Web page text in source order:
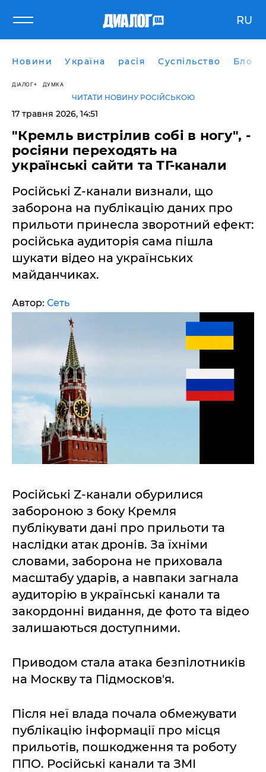
RU
Новини Україна расія Суспільство Блоги
ДІАЛОГ ДУМКА
ЧИТАТИ НОВИНУ РОСІЙСЬКОЮ
17 травня 2026, 14:51
​"Кремль вистрілив собі в ногу", -
росіяни переходять на
українські сайти та ТГ-канали
Російські Z-канали визнали, що
заборона на публікацію даних про
прильоти принесла зворотний ефект:
російська аудиторія сама пішла
шукати відео на українських
майданчиках.
Автор: Сеть
Російські Z-канали обурилися
забороною з боку Кремля
публікувати дані про прильоти та
наслідки атак дронів. За їхніми
словами, заборона не приховала
масштабу ударів, а навпаки загнала
аудиторію в українські канали та
закордонні видання, де фото та відео
залишаються доступними.
Приводом стала атака безпілотників
на Москву та Підмосков'я.
Після неї влада почала обмежувати
публікацію інформації про місця
прильотів, пошкодження та роботу
ППО. Російські канали та ЗМІ